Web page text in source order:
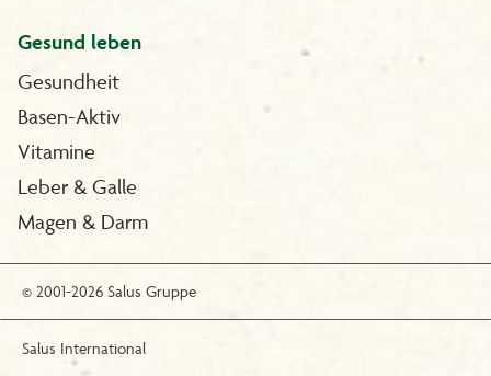
Gesund leben
Gesundheit
Basen-Aktiv
Vitamine
Leber & Galle
Magen & Darm
© 2001-2026 Salus Gruppe
Salus International